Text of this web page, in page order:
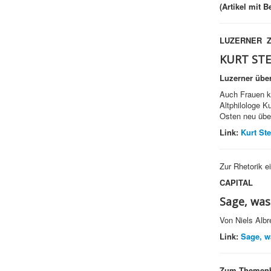
(Artikel mit
LUZERNER
KURT
Luzerner
Auch Frauen
Altphilologe
Osten neu
Link: Kurt
Zur Rhetorik
CAPITAL
Sage,
Von Niels
Link: Sage,